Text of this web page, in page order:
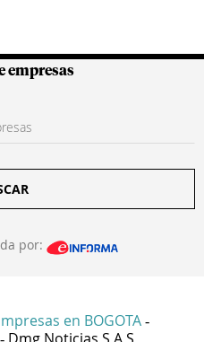
empresas
por:
en BOGOTA -